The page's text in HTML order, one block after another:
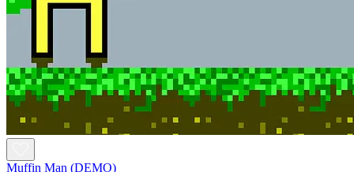
Muffin Man (DEMO)